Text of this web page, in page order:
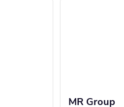
MR Group